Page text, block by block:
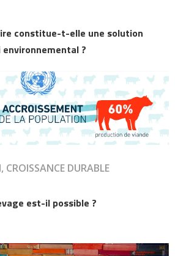
constitue-t-elle une solution
?
DURABLE
est-il possible ?